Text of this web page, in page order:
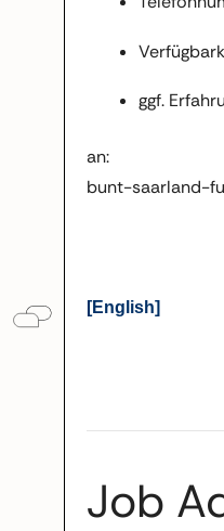
ggf.
an:
bunt-saarland-
[English]
Job